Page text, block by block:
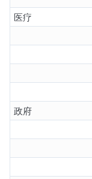
医疗
政府